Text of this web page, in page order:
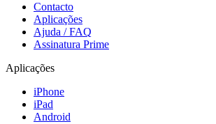
Contacto
Aplicações
Ajuda / FAQ
Assinatura Prime
Aplicações
iPhone
iPad
Android